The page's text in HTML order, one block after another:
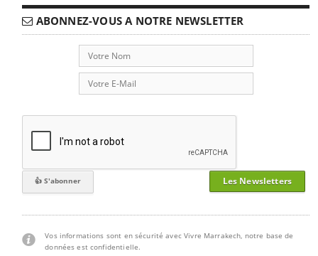
ABONNEZ-VOUS A NOTRE NEWSLETTER
Les Newsletters
Vos informations sont en sécurité avec Vivre Marrakech, notre base de
données est confidentielle.